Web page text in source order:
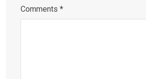
Comments *